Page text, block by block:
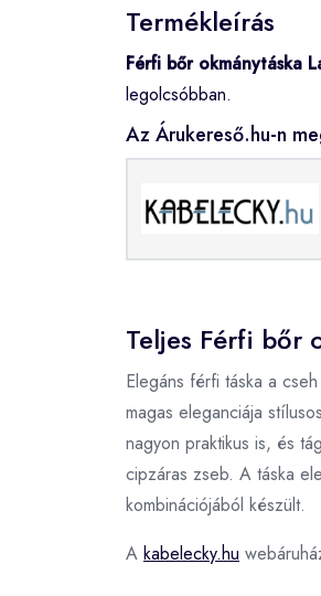
Termékleírás
Férfi bőr okmánytáska
legolcsóbban.
Az Árukereső.hu-n
Teljes Férfi bőr
Elegáns férfi táska a
magas eleganciája
nagyon praktikus is, és
cipzáras zseb. A táska
kombinációjából készült.
A kabelecky.hu